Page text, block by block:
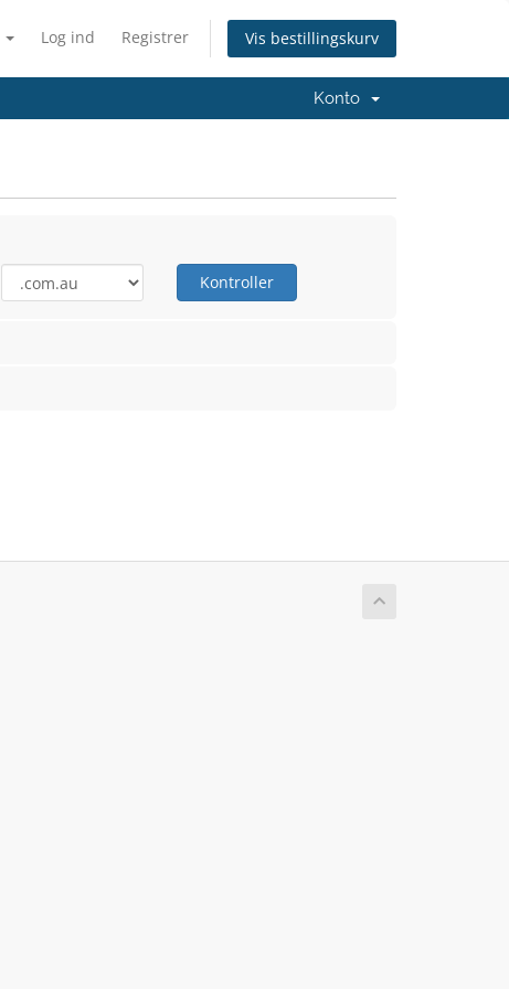
Log ind Registrer Vis bestillingskurv
Konto
Kontroller